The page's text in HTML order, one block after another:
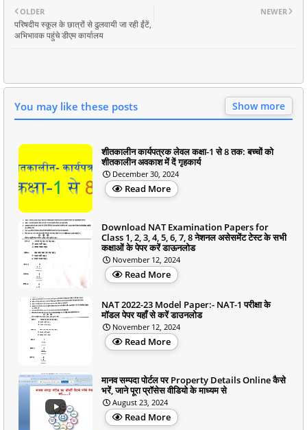
NEWER
OLDER
परिषदीय स्कूल के छात्रों से ढुलवायी जा रही ईंटें,
अभिभावक पहुंचे डीएम कार्यालय
You may like these posts Show more
शीतकालीन कार्यपत्रक लेवल कक्षा-1 से 8 तक: बच्चों को
शीतकालीन अवकाश में दें गृहकार्य
December 30, 2024
Read More
Download NAT Examination Papers for
Class 1, 2, 3, 4, 5, 6, 7, 8 नेशनल असेसमेंट टेस्ट के सभी
कक्षाओं के पेपर करें डाऊनलोड
November 12, 2024
Read More
NAT 2022-23 Model Paper:- NAT-1 परीक्षा के
मॉडल पेपर यहाँ से करें डाउनलोड
November 12, 2024
Read More
मानव सम्पदा पोर्टल पर Property Details Online कैसे
भरें, जाने पूरा प्रॉसेस वीडियो के माध्यम से
August 23, 2024
Read More